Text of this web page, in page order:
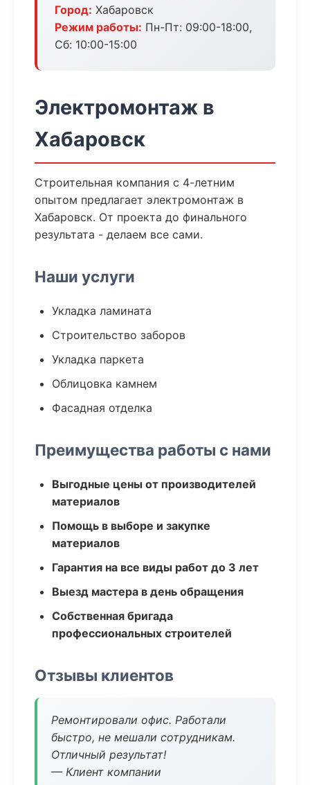
Город: Хабаровск
Режим работы: Пн-Пт: 09:00-18:00,
Сб: 10:00-15:00
Электромонтаж в
Хабаровск
Строительная компания с 4-летним
опытом предлагает электромонтаж в
Хабаровск. От проекта до финального
результата - делаем все сами.
Наши услуги
Укладка ламината
Строительство заборов
Укладка паркета
Облицовка камнем
Фасадная отделка
Преимущества работы с нами
Выгодные цены от производителей
материалов
Помощь в выборе и закупке
материалов
Гарантия на все виды работ до 3 лет
Выезд мастера в день обращения
Собственная бригада
профессиональных строителей
Отзывы клиентов
Ремонтировали офис. Работали
быстро, не мешали сотрудникам.
Отличный результат!
— Клиент компании